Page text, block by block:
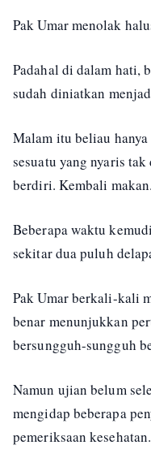
Pak Umar menolak
Padahal di dalam hati,
sudah diniatkan
Malam itu beliau
sesuatu yang nyaris
berdiri. Kembali
Beberapa waktu
sekitar dua puluh
Pak Umar berkali-kali
benar menunjukkan
bersungguh-sungguh
Namun ujian belum
mengidap beberapa
pemeriksaan kesehatan.